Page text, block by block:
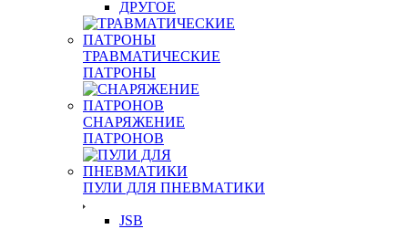
ДРУГОЕ
ТРАВМАТИЧЕСКИЕ
ПАТРОНЫ
СНАРЯЖЕНИЕ
ПАТРОНОВ
ПУЛИ ДЛЯ ПНЕВМАТИКИ
JSB